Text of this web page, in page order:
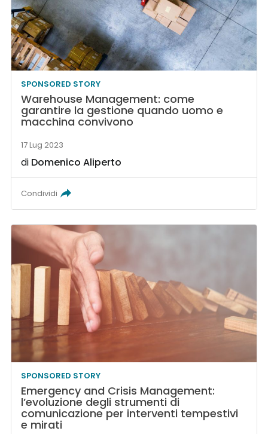
SPONSORED STORY
Warehouse Management: come
garantire la gestione quando uomo e
macchina convivono
17 Lug 2023
di Domenico Aliperto
Condividi
SPONSORED STORY
Emergency and Crisis Management:
l’evoluzione degli strumenti di
comunicazione per interventi tempestivi
e mirati